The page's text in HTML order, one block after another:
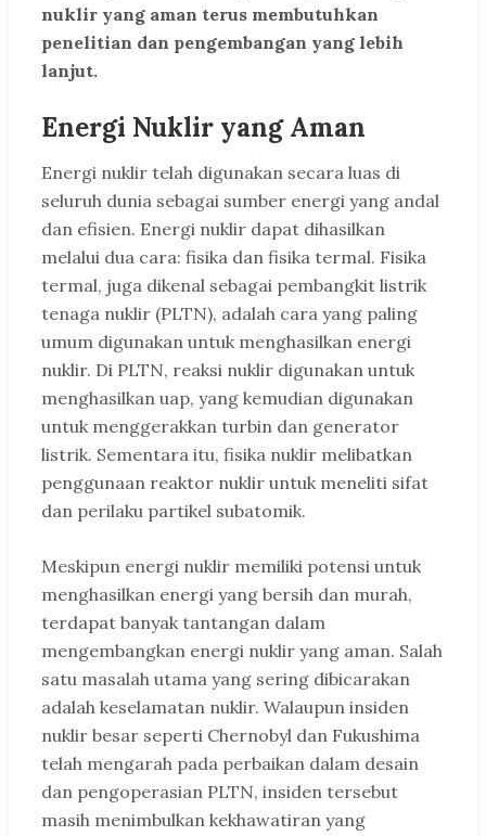
nuklir yang aman terus membutuhkan
penelitian dan pengembangan yang lebih
lanjut.
Energi Nuklir yang Aman
Energi nuklir telah digunakan secara luas di
seluruh dunia sebagai sumber energi yang andal
dan efisien. Energi nuklir dapat dihasilkan
melalui dua cara: fisika dan fisika termal. Fisika
termal, juga dikenal sebagai pembangkit listrik
tenaga nuklir (PLTN), adalah cara yang paling
umum digunakan untuk menghasilkan energi
nuklir. Di PLTN, reaksi nuklir digunakan untuk
menghasilkan uap, yang kemudian digunakan
untuk menggerakkan turbin dan generator
listrik. Sementara itu, fisika nuklir melibatkan
penggunaan reaktor nuklir untuk meneliti sifat
dan perilaku partikel subatomik.
Meskipun energi nuklir memiliki potensi untuk
menghasilkan energi yang bersih dan murah,
terdapat banyak tantangan dalam
mengembangkan energi nuklir yang aman. Salah
satu masalah utama yang sering dibicarakan
adalah keselamatan nuklir. Walaupun insiden
nuklir besar seperti Chernobyl dan Fukushima
telah mengarah pada perbaikan dalam desain
dan pengoperasian PLTN, insiden tersebut
masih menimbulkan kekhawatiran yang